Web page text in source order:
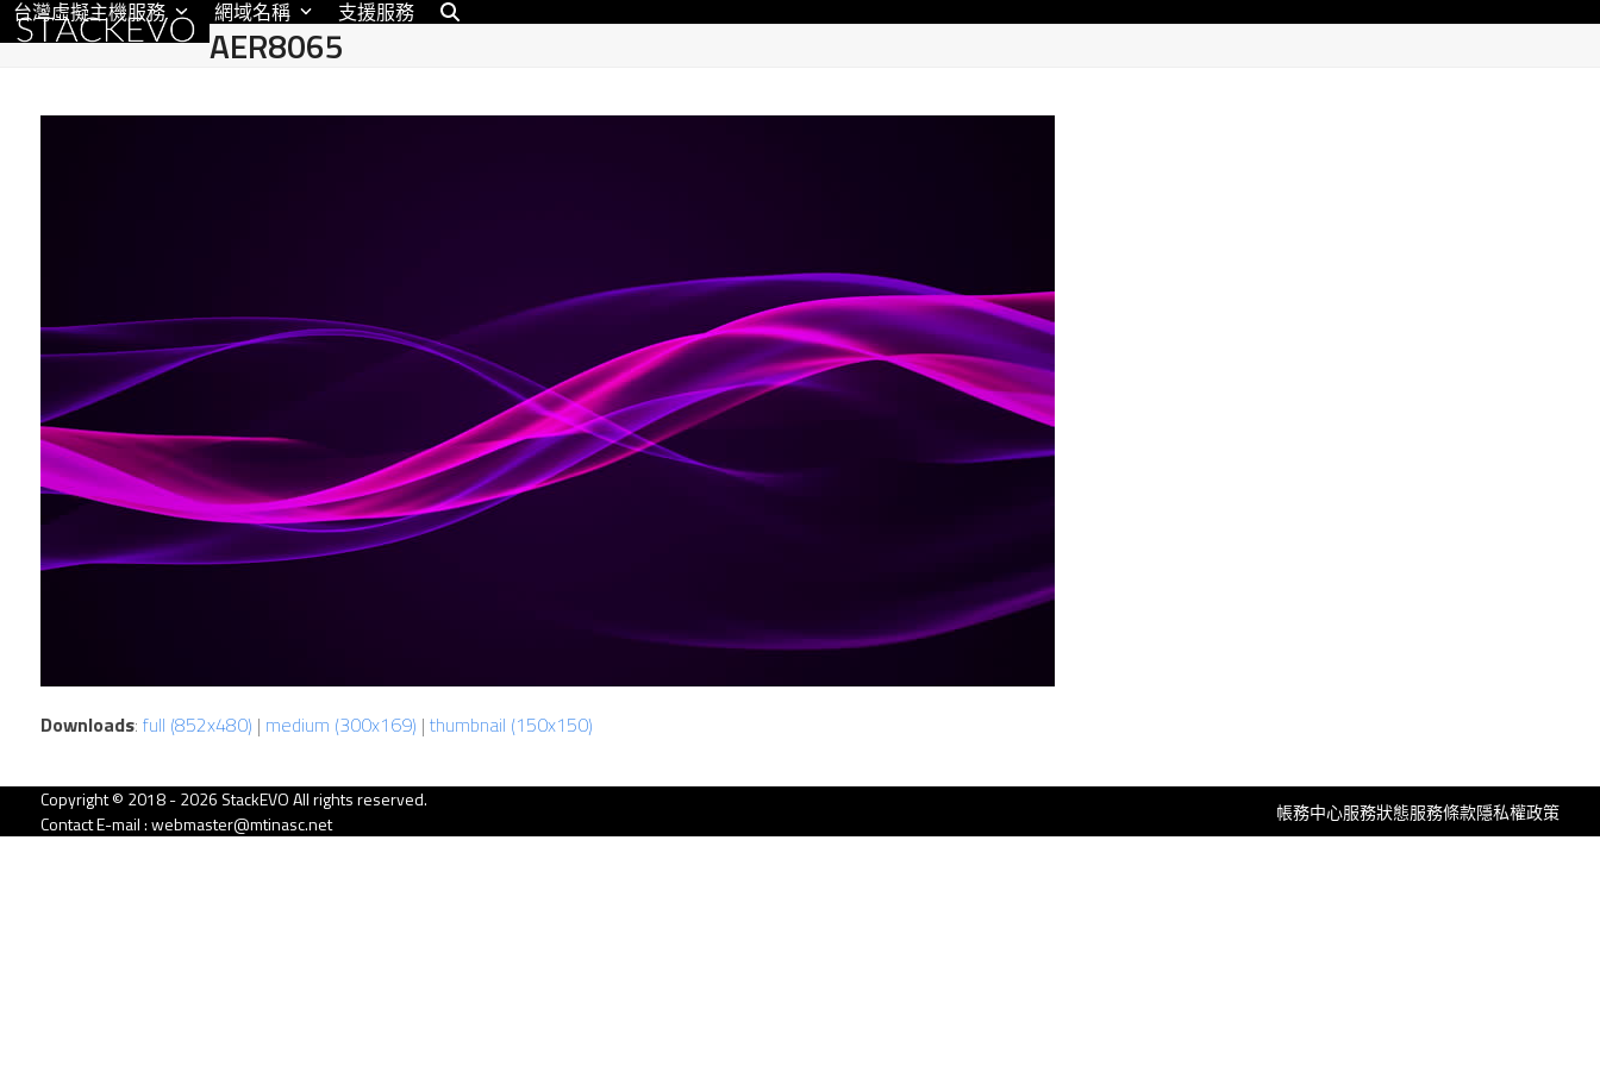
Skip
to
台灣虛擬主機服務 網域名稱 支援服務
AER8065
Downloads: full (852x480) | medium (300x169) | thumbnail (150x150)
Copyright © 2018 - 2026 StackEVO All rights reserved.
Contact E-mail : webmaster@mtinasc.net
帳務中心服務狀態服務條款隱私權政策